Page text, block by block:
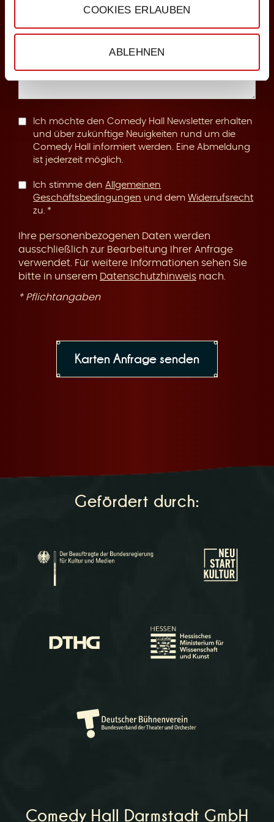
COOKIES ERLAUBEN
ABLEHNEN
n
gIch möchte den Comedy Hall Newsletter erhalten
und über zukünftige Neuigkeiten rund um die
Comedy Hall informiert werden. Eine Abmeldung
ist jederzeit möglich.
Ich stimme denAllgemeinen
Geschäftsbedingungen und demWiderrufsrecht
zu.
Ihre personenbezogenen Daten werden
ausschließlich zur Bearbeitung Ihrer Anfrage
verwendet. Für weitere Informationen sehen Sie
bitte in unserem Datenschutzhinweis nach.
* Pflichtangaben
Gefördert durch:
Comedy Hall Darmstadt GmbH